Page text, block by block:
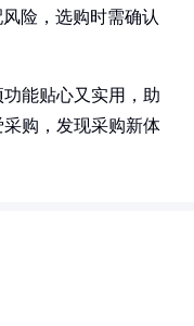
险，选购时需确认
能贴心又实用，助
购，发现采购新体